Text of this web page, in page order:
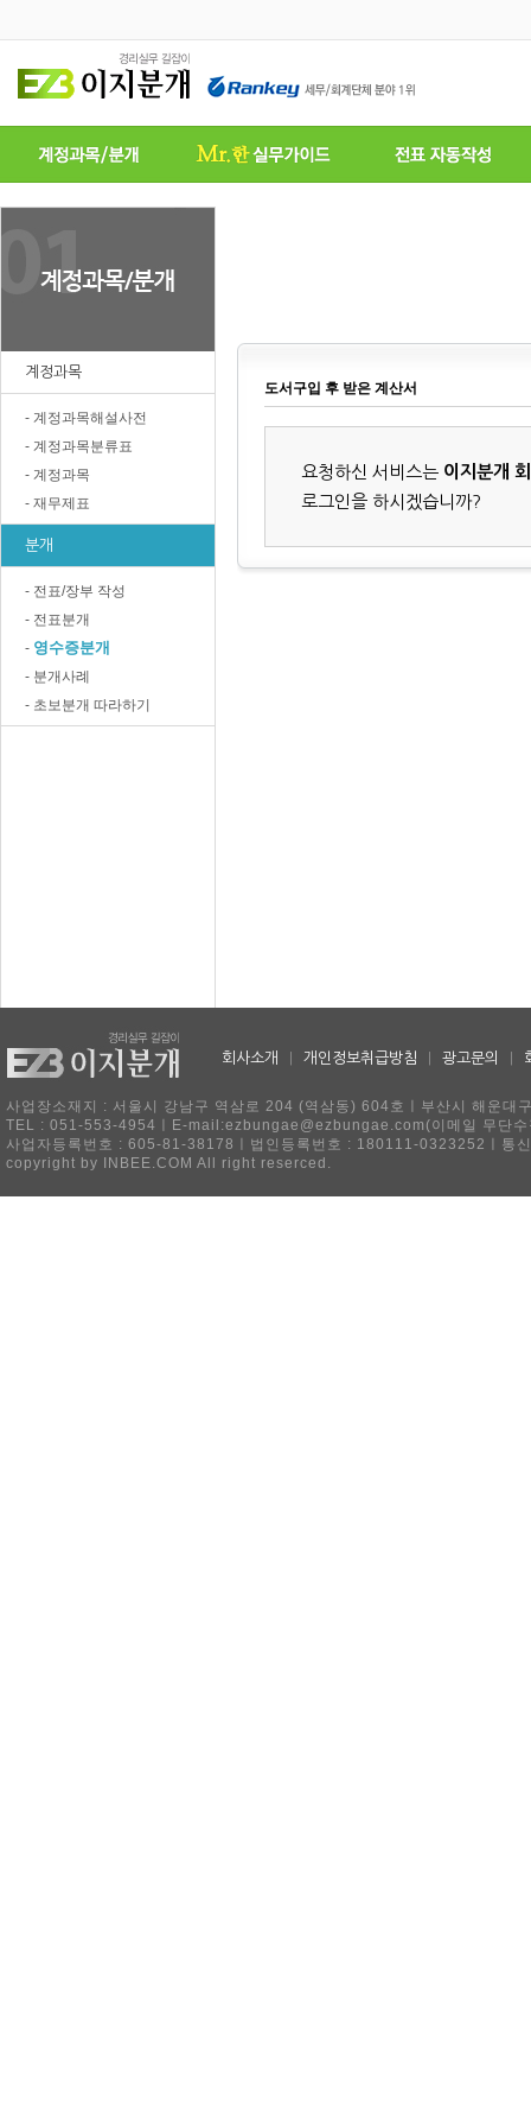
계정과목
- 계정과목해설사전
- 계정과목분류표
- 계정과목
- 재무제표
분개
- 전표/장부 작성
- 전표분개
- 영수증분개
- 분개사례
- 초보분개 따라하기
도서구입 후 받은 계산서
요청하신 서비스는 이지분개
로그인을 하시겠습니까?
회사소개 개인정보취급방침 광고문의
사업장소재지 : 서울시 강남구 역삼로 204 (역삼동) 604호ㅣ부산시 해운
TEL : 051-553-4954ㅣE-mail:ezbungae@ezbungae.com(이메일 무단수
사업자등록번호 : 605-81-38178ㅣ법인등록번호 : 180111-0323252ㅣ통
copyright by INBEE.COM All right reserced.